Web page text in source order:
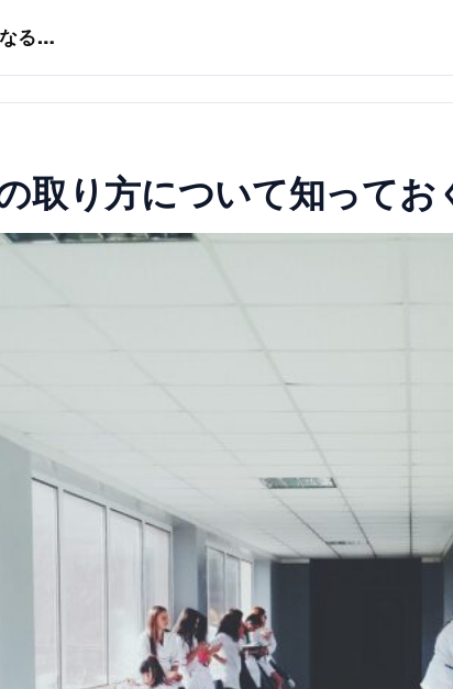
【完全ガイド】看護師になるまでのステップ＆スケジュール
取り方について知ってお